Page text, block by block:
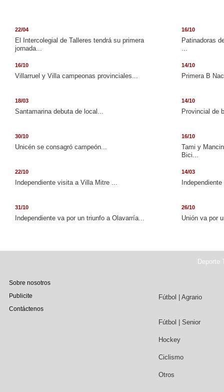
22/04
El Intercolegial de Talleres tendrá su primera
jornada...
16/10
Patinadoras
...
16/10
Villarruel y Villa campeonas provinciales...
14/10
Primera B
18/03
Santamarina debuta de local...
14/10
Provincial de
30/10
Unicén se consagró campeón...
16/10
Tami y
Bici...
22/10
Independiente visita a Villa Mitre ...
14/03
31/10
Independiente va por un triunfo a Olavarría...
26/10
Unión va por
Deporte
Sobre nosotros
Publicite
Contáctenos
Fútbol | Agrario
Fútbol | Senior
Hockey
Ciclismo
Otros